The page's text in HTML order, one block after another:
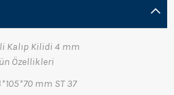
Kalıp Kilidi 4 mm
Özellikleri
mm ST 37